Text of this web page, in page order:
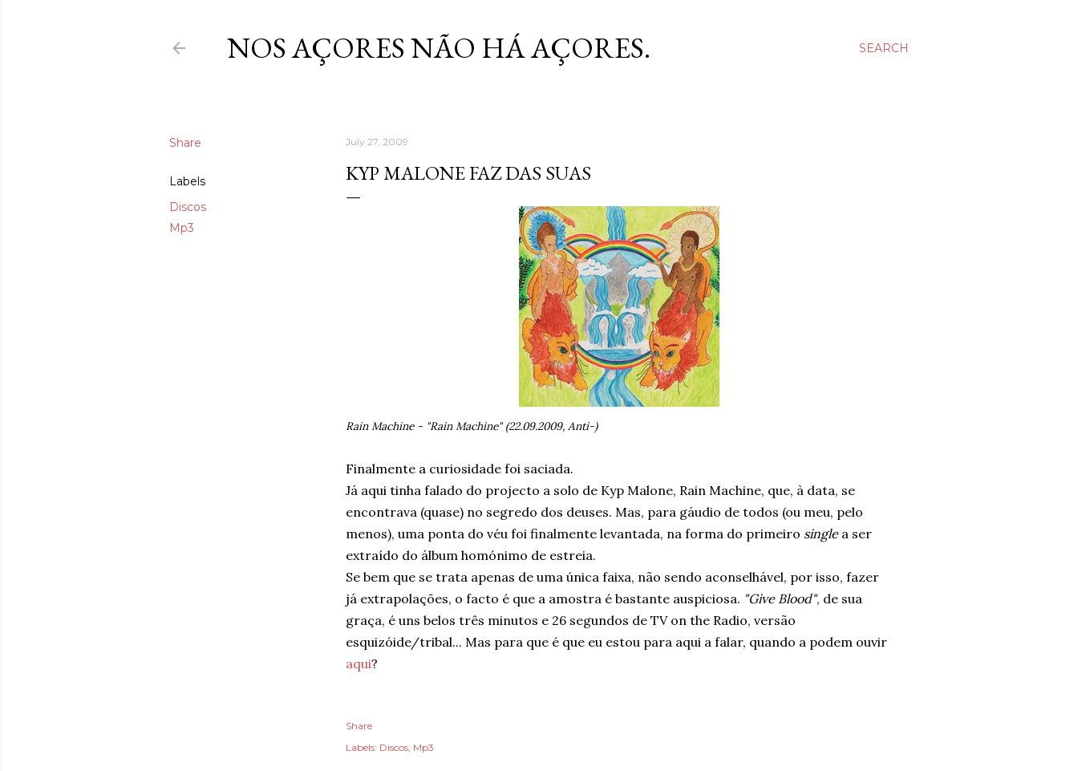
SEARCH
NOS AÇORES NÃO HÁ AÇORES.
Share
Labels
Discos
Mp3
July 27, 2009
KYP MALONE FAZ DAS SUAS
Rain Machine - "Rain Machine" (22.09.2009, Anti-)
Finalmente a curiosidade foi saciada.
Já aqui tinha falado do projecto a solo de Kyp Malone, Rain Machine, que, à data, se
encontrava (quase) no segredo dos deuses. Mas, para gáudio de todos (ou meu, pelo
menos), uma ponta do véu foi finalmente levantada, na forma do primeiro singlea ser
extraído do álbum homónimo de estreia.
Se bem que se trata apenas de uma única faixa, não sendo aconselhável, por isso, fazer
já extrapolações, o facto é que a amostra é bastante auspiciosa. "Give Blood", de sua
graça, é uns belos três minutos e 26 segundos de TV on the Radio, versão
esquizóide/tribal... Mas para que é que eu estou para aqui a falar, quando a podem ouvir
aqui?
Share
Labels: Discos Mp3